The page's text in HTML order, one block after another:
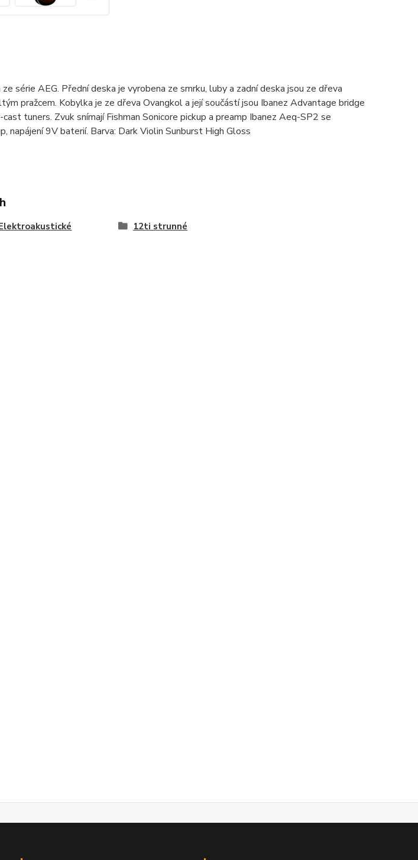
série AEG. Přední deska je vyrobena ze smrku, luby a zadní deska jsou ze dřeva
pražcem. Kobylka je ze dřeva Ovangkol a její součástí jsou Ibanez Advantage bridge
tuners. Zvuk snímají Fishman Sonicore pickup a preamp Ibanez Aeq-SP2 se
napájení 9V baterií. Barva: Dark Violin Sunburst High Gloss
12ti strunné